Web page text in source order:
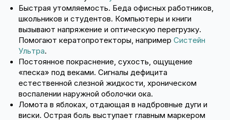
Быстрая утомляемость. Беда офисных работников,
школьников и студентов. Компьютеры и книги
вызывают напряжение и оптическую перегрузку.
Помогают кератопротекторы, например Систейн
Ультра.
Постоянное покраснение, сухость, ощущение
«песка» под веками. Сигналы дефицита
естественной слезной жидкости, хроническом
воспалении наружной оболочки ока.
Ломота в яблоках, отдающая в надбровные дуги и
виски. Острая боль выступает главным маркером